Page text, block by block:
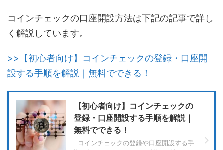
コインチェックの口座開設方法は下記の記事で詳し
く解説しています。
>>【初心者向け】コインチェックの登録・口座開
設する手順を解説｜無料でできる！
【初心者向け】コインチェックの
登録・口座開設する手順を解説｜
無料でできる！
コインチェックの登録や口座開設する手